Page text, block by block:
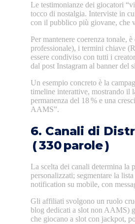
Le testimonianze dei giocatori
tocco di nostalgia. Interviste in
con il pubblico più giovane, che
Per mantenere coerenza tonale,
professionale), i termini chiave
essere condiviso con tutti i
dal post Instagram al banner del
Un esempio concreto è la
timeline interattive, mostrando il
permanenza del 18 % e una
AAMS”.
6. Canali di
( 330 parole )
La scelta dei canali determina la
personalizzati; segmentare la
notification su mobile, con
Gli affiliati svolgono un ruolo
blog dedicati a slot non AAMS)
che giocano a slot con jackpot,